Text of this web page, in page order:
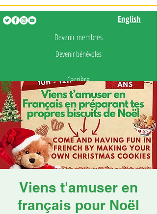
Devenir membres
Devenir bénévoles
Carrière
Presse
Faire un don
English
Viens t'amuser en
français pour Noël